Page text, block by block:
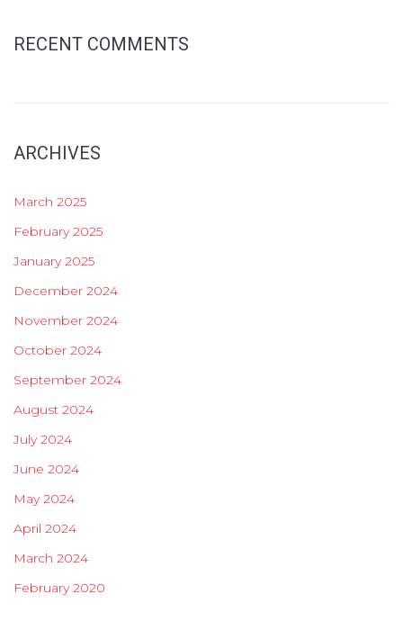
RECENT COMMENTS
ARCHIVES
March 2025
February 2025
January 2025
December 2024
November 2024
October 2024
September 2024
August 2024
July 2024
June 2024
May 2024
April 2024
March 2024
February 2020